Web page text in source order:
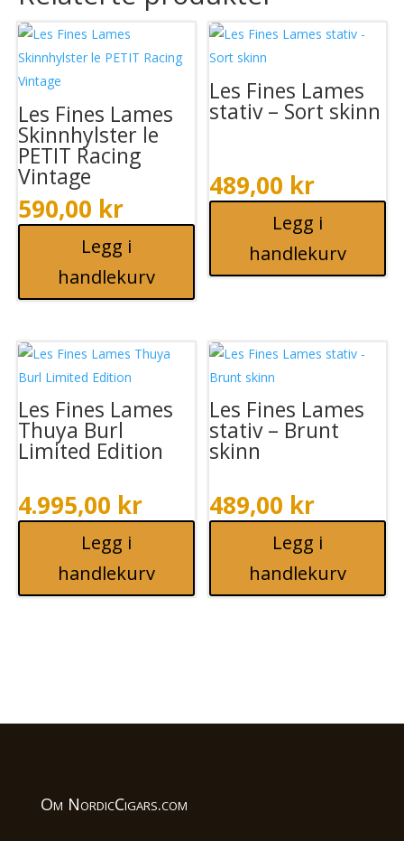
Les Fines Lames
Skinnhylster le
PETIT Racing
Vintage
590,00 kr
Legg i
handlekurv
Les Fines Lames
stativ – Sort skinn
489,00 kr
Legg i
handlekurv
Les Fines Lames
Thuya Burl
Limited Edition
4.995,00 kr
Legg i
handlekurv
Les Fines Lames
stativ – Brunt
skinn
489,00 kr
Legg i
handlekurv
Om NordicCigars.com